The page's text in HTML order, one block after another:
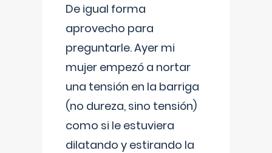
De igual forma
aprovecho para
preguntarle. Ayer mi
mujer empezó a nortar
una tensión en la barriga
(no dureza, sino tensión)
como si le estuviera
dilatando y estirando la